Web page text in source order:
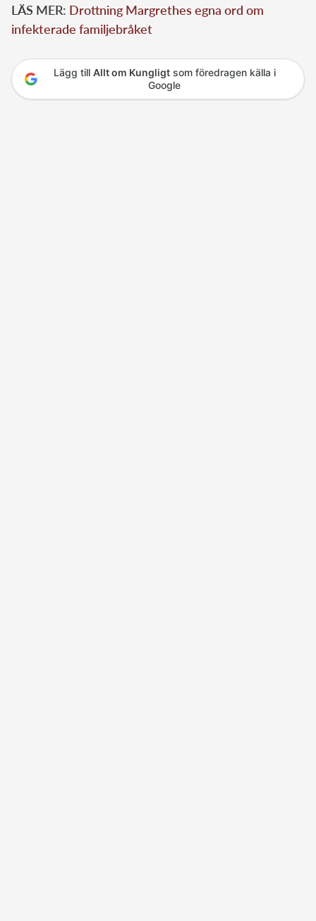
LÄS MER: Drottning Margrethes egna ord om
infekterade familjebråket
Lägg till Allt om Kungligtsom föredragen källa i
Google